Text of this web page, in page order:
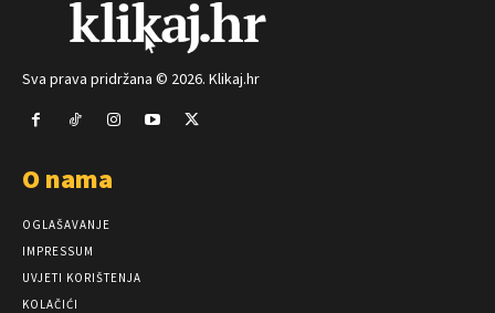
Sva prava pridržana © 2026. Klikaj.hr
O nama
OGLAŠAVANJE
IMPRESSUM
UVJETI KORIŠTENJA
KOLAČIĆI